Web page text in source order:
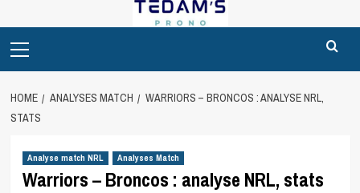
Menu
HOME ANALYSES MATCH
WARRIORS – BRONCOS : ANALYSE NRL,
STATS
Analyse match NRL Analyses Match
Warriors – Broncos : analyse NRL, stats